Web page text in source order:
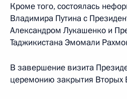
Кроме того, состоялась
Владимира Путина с
Александром Лукашенко и
Таджикистана Эмомали
В завершение визита
церемонию закрытия Вторых